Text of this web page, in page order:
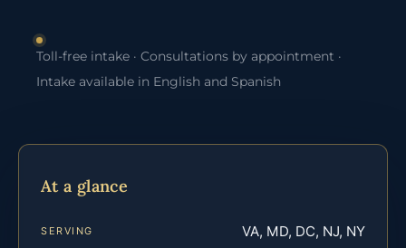
Toll-free intake · Consultations by appointment ·
Intake available in English and Spanish
At a glance
SERVING VA, MD, DC, NJ, NY